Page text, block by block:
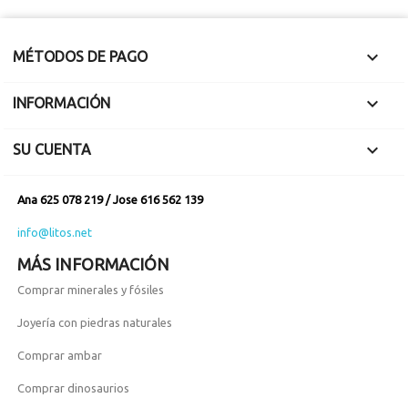
MÉTODOS DE PAGO 
INFORMACIÓN 
SU CUENTA 
Ana 625 078 219 / Jose 616 562 139
info@litos.net
MÁS INFORMACIÓN
Comprar minerales y fósiles
Joyería con piedras naturales
Comprar ambar
Comprar dinosaurios